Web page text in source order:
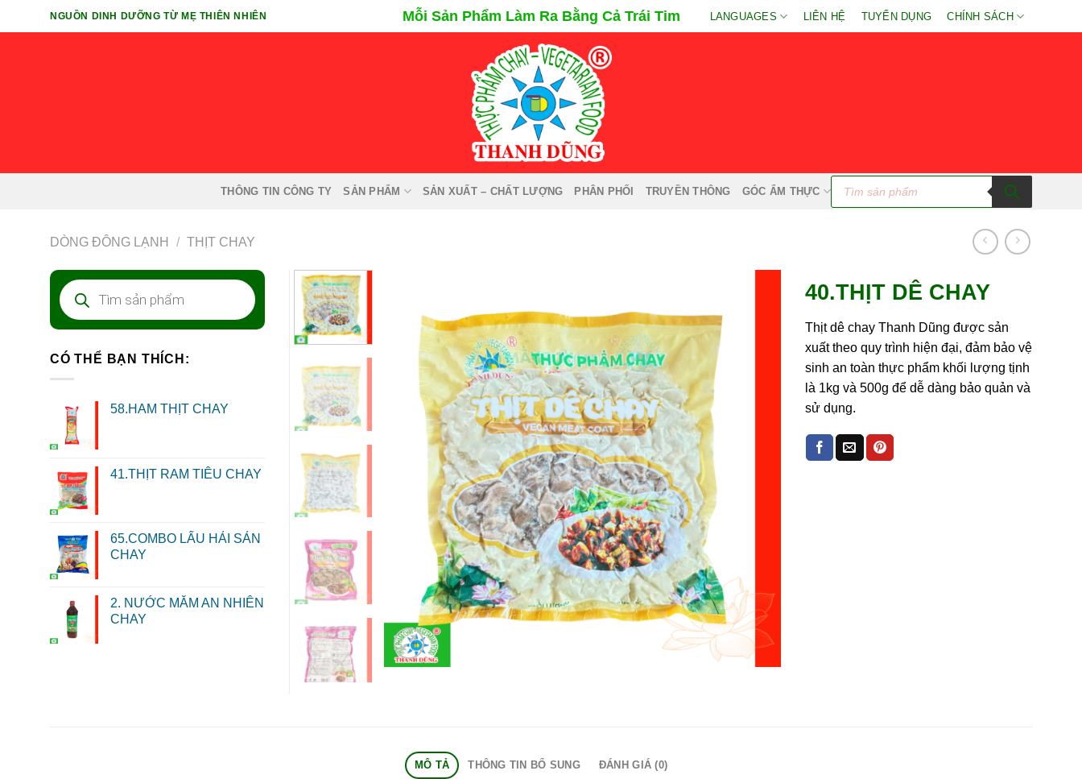
đến
NGUỒN DINH DƯỠNG TỪ MẸ THIÊN NHIÊN Mỗi Sản Phẩm Làm Ra Bằng Cả Trái Tim LANGUAGES LIÊN HỆ TUYỂN DỤNG CHÍNH SÁCH
THÔNG TIN CÔNG TY SẢN PHẨM SẢN XUẤT – CHẤT LƯỢNG PHÂN PHỐI TRUYỀN THÔNG GÓC ẨM THỰC
Tìm
kiếm
phẩm
DÒNG ĐÔNG LẠNH / THỊT CHAY
40.THỊT DÊ CHAY
Thịt dê chay Thanh Dũng được sản
xuất theo quy trình hiện đại, đảm bảo vệ
sinh an toàn thực phẩm khối lượng tịnh
là 1kg và 500g để dễ dàng bảo quản và
sử dụng.
Tìm
kiếm
sản
phẩm
CÓ THỂ BẠN THÍCH:
58.HAM THỊT CHAY
41.THỊT RAM TIÊU CHAY
65.COMBO LẨU HẢI SẢN
CHAY
2. NƯỚC MẮM AN NHIÊN
CHAY
MÔ TẢ THÔNG TIN BỔ SUNG ĐÁNH GIÁ (0)